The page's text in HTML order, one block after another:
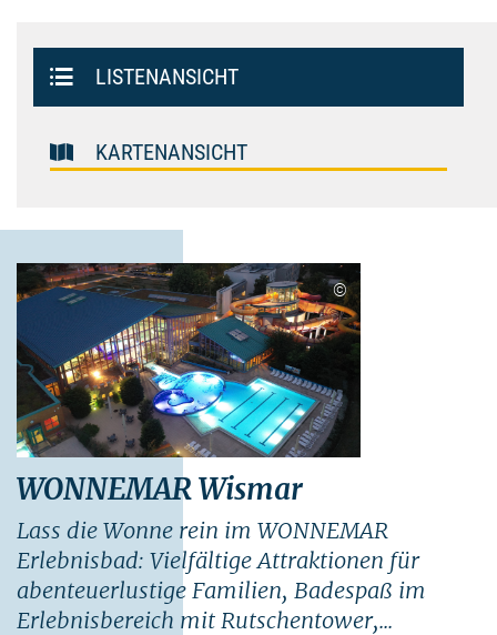
Listenansicht
LISTENANSICHT
Kartenansicht
KARTENANSICHT
©
WONNEMAR Wismar
Lass die Wonne rein im WONNEMAR
Erlebnisbad: Vielfältige Attraktionen für
abenteuerlustige Familien, Badespaß im
Erlebnisbereich mit Rutschentower,...